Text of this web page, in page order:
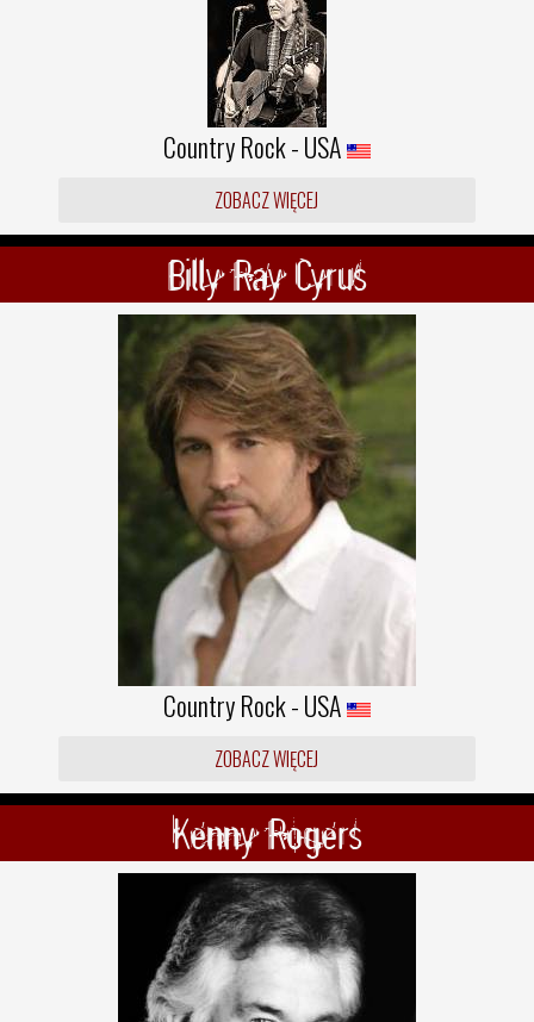
Country Rock - USA
ZOBACZ WIĘCEJ
Billy Ray Cyrus
Country Rock - USA
ZOBACZ WIĘCEJ
Kenny Rogers